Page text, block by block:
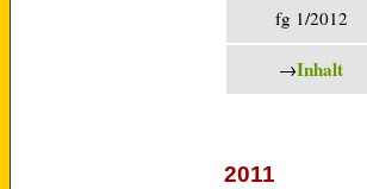
fg 1/2012
→Inhalt
2011